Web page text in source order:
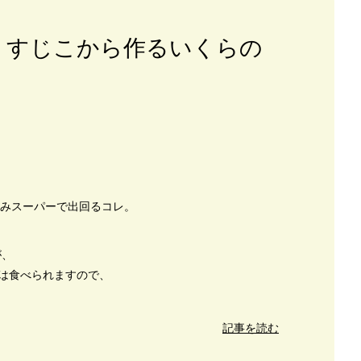
じこから作るいくらの
スーパーで出回るコレ。
べられますので、
記事を読む